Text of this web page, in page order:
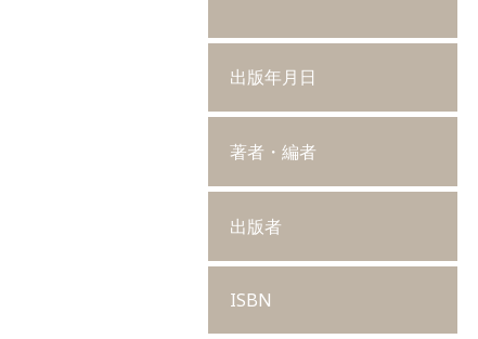
出版年月日
著者・編者
出版者
ISBN